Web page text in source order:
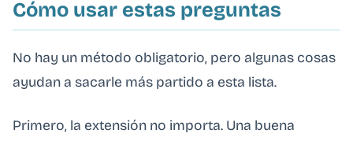
Cómo usar estas preguntas
No hay un método obligatorio, pero algunas cosas
ayudan a sacarle más partido a esta lista.
Primero, la extensión no importa. Una buena